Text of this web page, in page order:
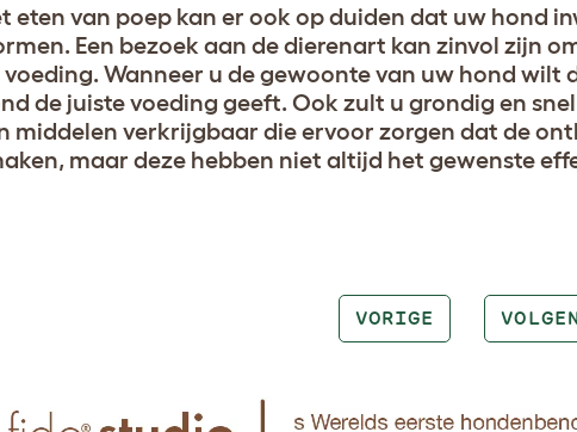
eten van poep kan er ook op duiden dat uw hond
Een bezoek aan de dierenart kan zinvol zijn
voeding. Wanneer u de gewoonte van uw hond
de juiste voeding geeft. Ook zult u grondig en
middelen verkrijgbaar die ervoor zorgen dat de
maar deze hebben niet altijd het gewenste
VORIGE